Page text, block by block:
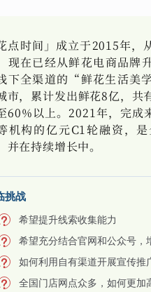
花点时间」成立于2015年
现在已经从鲜花电商品牌
下全渠道的“鲜花生活美
市，累计发出鲜花8亿，共
60%以上。2021年，完成
机构的亿元C1轮融资，
并在持续增长中。
挑战
希望提升线索收集能力
希望充分结合官网和公众号，
如何利用自有渠道开展宣传推
全国门店网点众多，如何更加